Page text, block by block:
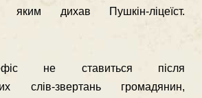
яким дихав Пушкін-ліцеїст.
не ставиться після
слів-звертань громадянин,